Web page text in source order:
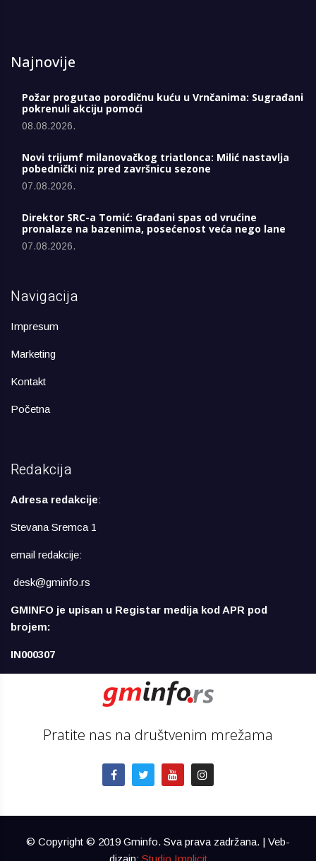
Najnovije
Požar progutao porodičnu kuću u Vrnčanima: Sugrađani
pokrenuli akciju pomoći
08.08.2026.
Novi trijumf milanovačkog triatlonca: Milić nastavlja
pobednički niz pred završnicu sezone
07.08.2026.
Direktor SRC-a Tomić: Građani spas od vrućine
pronalaze na bazenima, posećenost veća nego lane
07.08.2026.
Navigacija
Impresum
Marketing
Kontakt
Početna
Redakcija
Adresa redakcije:
Stevana Sremca 1
email redakcije:
desk@gminfo.rs
GMINFO je upisan u Registar medija kod APR pod
brojem:
IN000307
Pratite nas na društvenim mrežama
© Copyright © 2019 Gminfo. Sva prava zadržana. | Veb-
dizajn: Studio Implicit